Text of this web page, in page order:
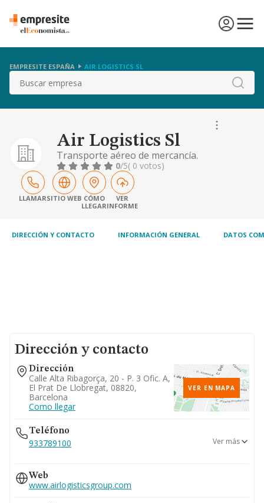
EMPRESITE ESPAÑA AIR LOGISTICS SL
Buscar
Air Logistics Sl
Transporte aéreo de mercancía.
0/5( 0 votos)
LLAMARSITIO WEB CÓMO
LLEGAR
VER
INFORME
DIRECCIÓN Y CONTACTO INFORMACIÓN GENERAL DATOS
Dirección y contacto
Dirección
Calle Alta Ribagorça, 20 - P. 3 Ofic. A,
El Prat De Llobregat, 08820,
Barcelona
Como llegar
VER EN MAPA
Teléfono
933789100
934793036
Ver más
Web
www.airlogisticsgroup.com